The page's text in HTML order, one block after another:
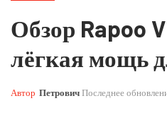
Обзор Rapoo
лёгкая мощь
Автор ПетровичПоследнее